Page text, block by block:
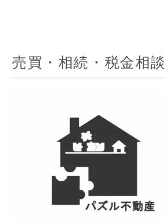
売買・相続・税金相談